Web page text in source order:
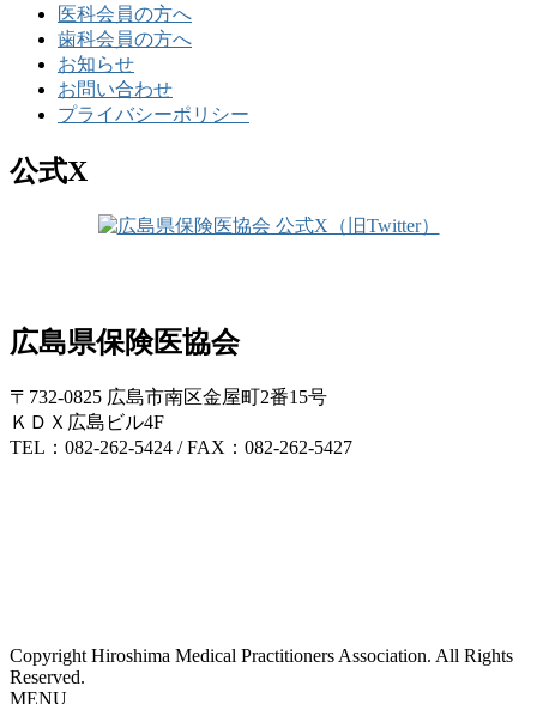
医科会員の方へ
歯科会員の方へ
お知らせ
お問い合わせ
プライバシーポリシー
公式X
広島県保険医協会
〒732-0825 広島市南区金屋町2番15号
ＫＤＸ広島ビル4F
TEL：082-262-5424 / FAX：082-262-5427
Copyright Hiroshima Medical Practitioners Association. All Rights
Reserved.
MENU